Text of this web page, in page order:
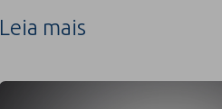
Leia mais